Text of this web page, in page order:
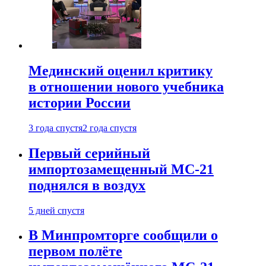
Мединский оценил критику
в отношении нового учебника
истории России
3 года спустя2 года спустя
Первый серийный
импортозамещенный МС-21
поднялся в воздух
5 дней спустя
В Минпромторге сообщили о
первом полёте